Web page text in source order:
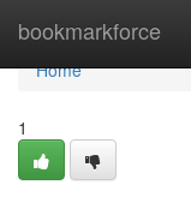
bookmarkforce
Home
Home
1